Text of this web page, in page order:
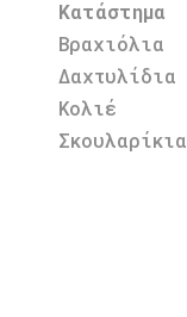
Κατάστημα
Βραχιόλια
Δαχτυλίδια
Κολιέ
Σκουλαρίκια